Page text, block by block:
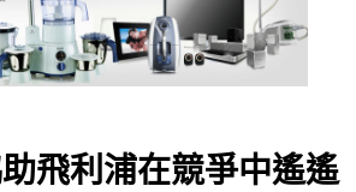
助飛利浦在競爭中遙遙